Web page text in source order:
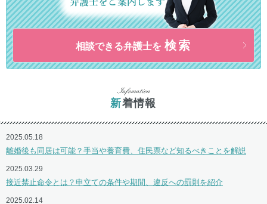
相談できる弁護士を 検索
新着情報
2025.05.18
離婚後も同居は可能？手当や養育費、住民票など知るべきことを解説
2025.03.29
接近禁止命令とは？申立ての条件や期間、違反への罰則を紹介
2025.02.14